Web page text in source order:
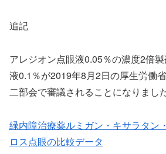
追記
アレジオン点眼液0.05％の濃度2倍
液0.1％が2019年8月2日の厚生労働
二部会で審議されることになりまし
緑内障治療薬ルミガン・キサラタン
ロス点眼の比較データ